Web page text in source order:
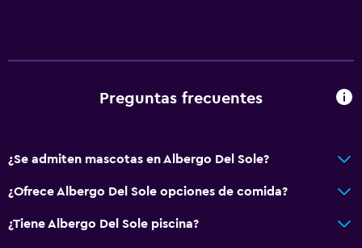
Preguntas frecuentes
¿Se admiten mascotas en Albergo Del Sole?
¿Ofrece Albergo Del Sole opciones de comida?
¿Tiene Albergo Del Sole piscina?